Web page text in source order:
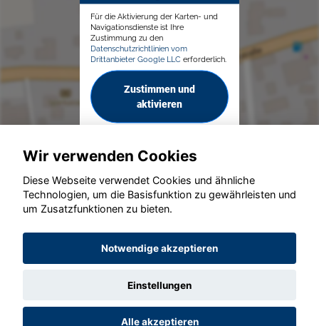
Für die Aktivierung der Karten- und
Navigationsdienste ist Ihre
Zustimmung zu den
Datenschutzrichtlinien vom
Drittanbieter Google LLC erforderlich.
Zustimmen und
aktivieren
© konjunkturmotor.de GmbH 2020 - 2026
Wir verwenden Cookies
Diese Webseite verwendet Cookies und ähnliche
Technologien, um die Basisfunktion zu gewährleisten und
um Zusatzfunktionen zu bieten.
Notwendige akzeptieren
Einstellungen
Alle akzeptieren